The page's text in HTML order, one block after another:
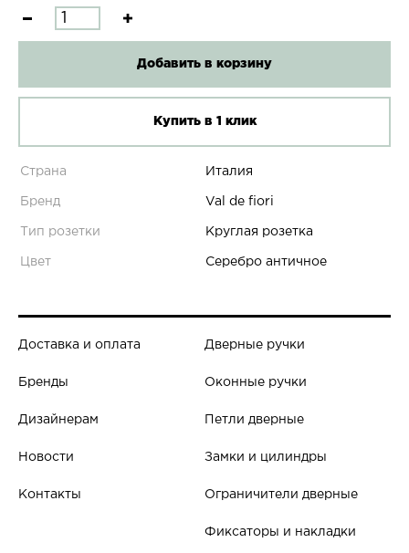
Добавить в корзину
Купить в 1 клик
Страна Италия
Бренд Val de fiori
Тип розетки Круглая розетка
Цвет Серебро античное
Доставка и оплата
Бренды
Дизайнерам
Новости
Контакты
Дверные ручки
Оконные ручки
Петли дверные
Замки и цилиндры
Ограничители дверные
Фиксаторы и накладки